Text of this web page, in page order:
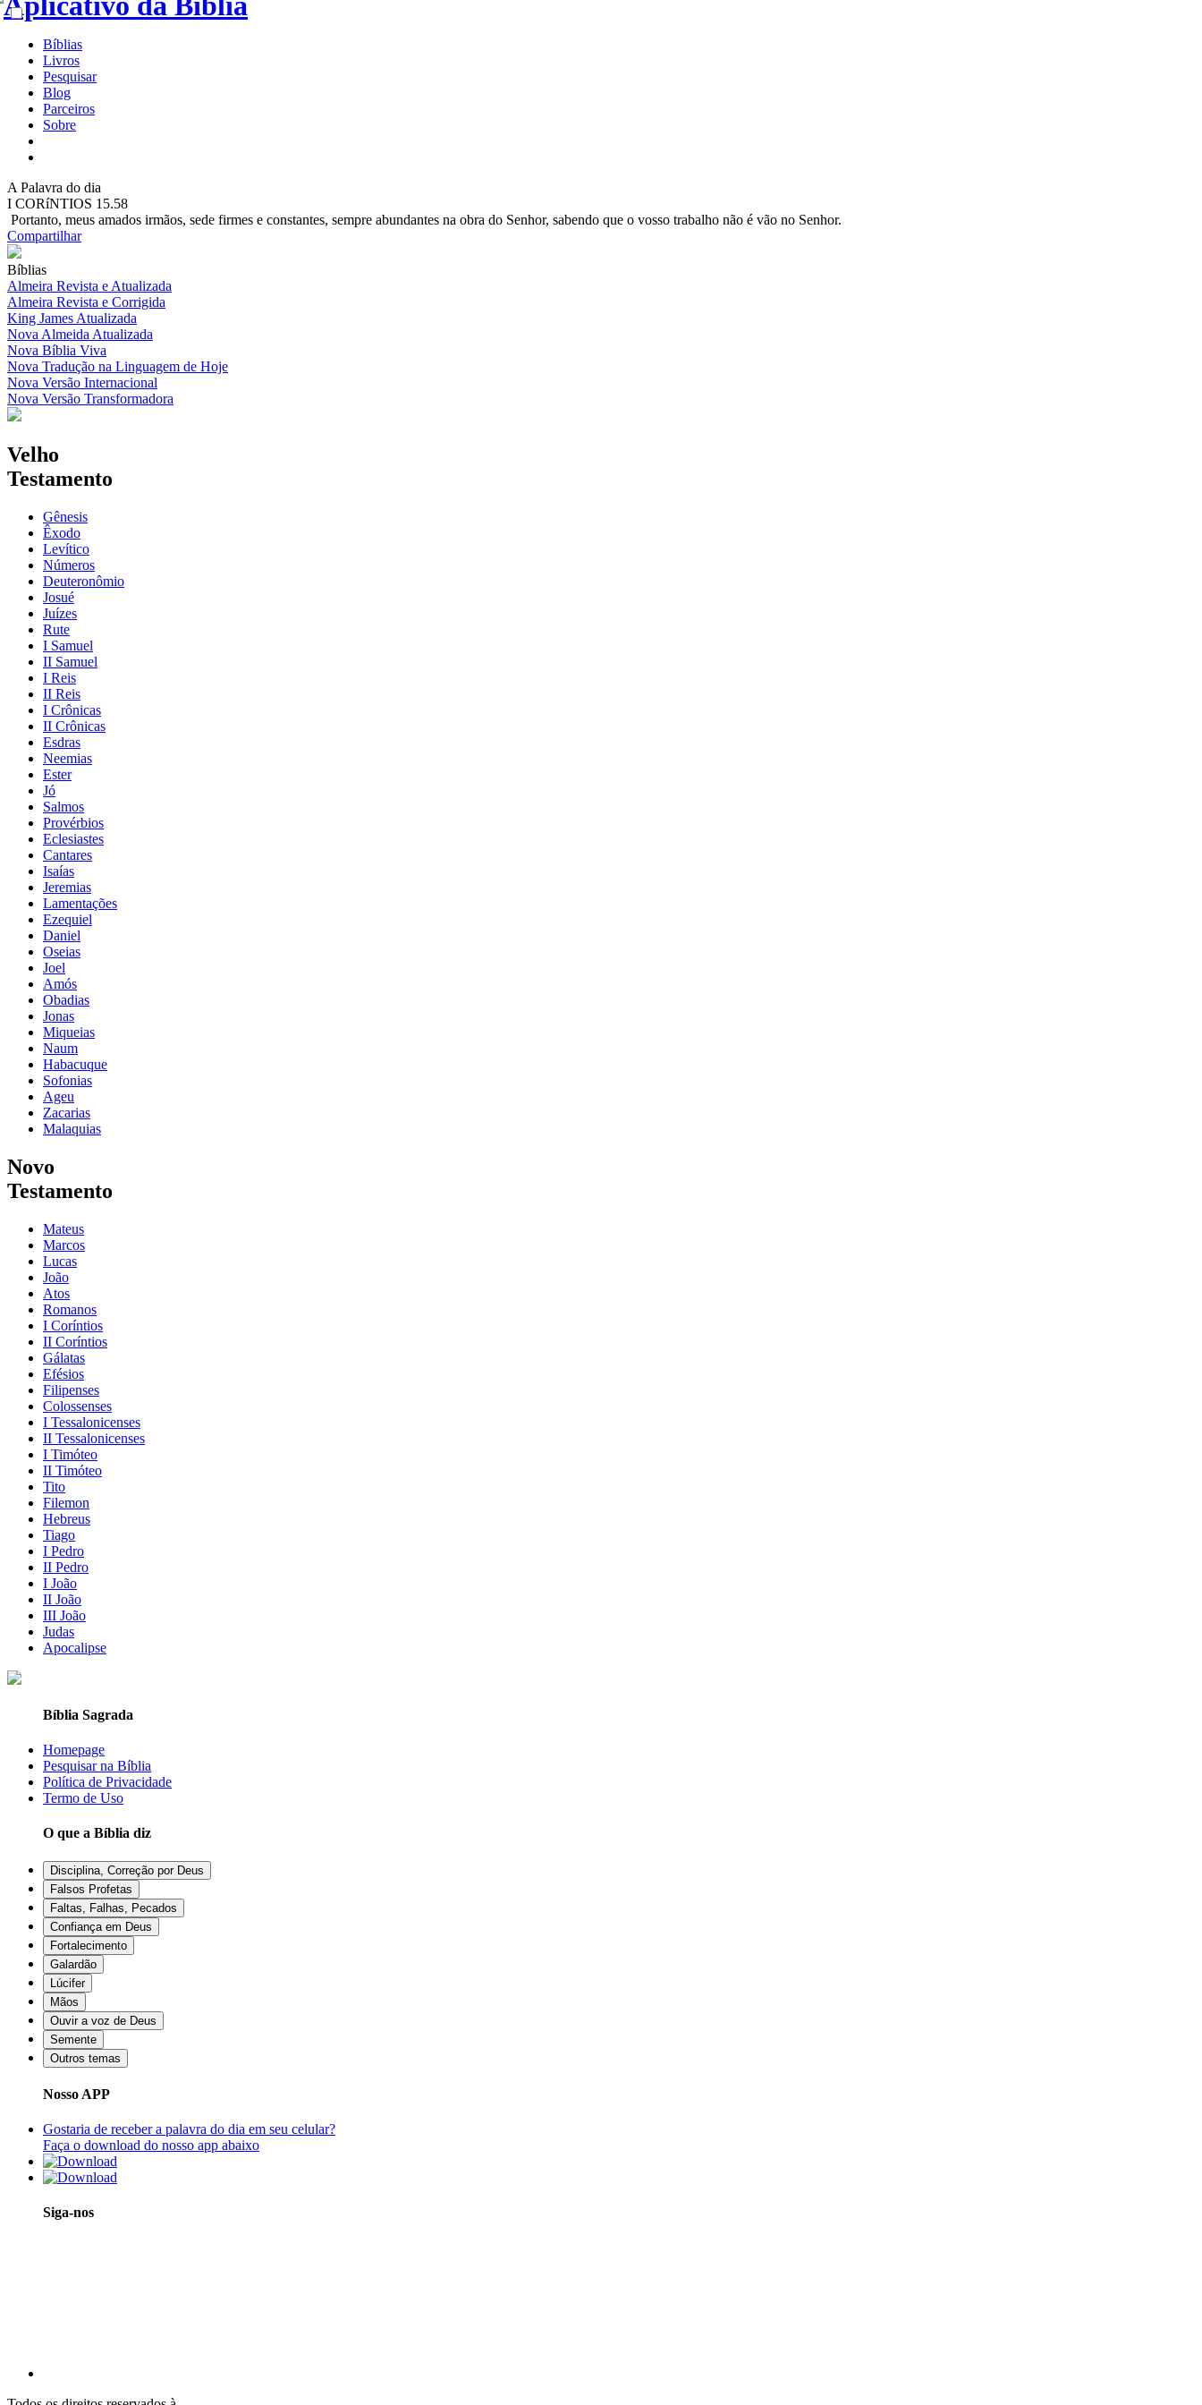
Bíblias
Livros
Pesquisar
Blog
Parceiros
Sobre
A Palavra do dia
I CORíNTIOS 15.58
Portanto, meus amados irmãos, sede firmes e constantes, sempre abundantes na obra do Senhor, sabendo que o vosso trabalho não é vão no Senhor.
Compartilhar
Bíblias
Almeira Revista e Atualizada
Almeira Revista e Corrigida
King James Atualizada
Nova Almeida Atualizada
Nova Bíblia Viva
Nova Tradução na Linguagem de Hoje
Nova Versão Internacional
Nova Versão Transformadora
Velho
Testamento
Gênesis
Êxodo
Levítico
Números
Deuteronômio
Josué
Juízes
Rute
I Samuel
II Samuel
I Reis
II Reis
I Crônicas
II Crônicas
Esdras
Neemias
Ester
Jó
Salmos
Provérbios
Eclesiastes
Cantares
Isaías
Jeremias
Lamentações
Ezequiel
Daniel
Oseias
Joel
Amós
Obadias
Jonas
Miqueias
Naum
Habacuque
Sofonias
Ageu
Zacarias
Malaquias
Novo
Testamento
Mateus
Marcos
Lucas
João
Atos
Romanos
I Coríntios
II Coríntios
Gálatas
Efésios
Filipenses
Colossenses
I Tessalonicenses
II Tessalonicenses
I Timóteo
II Timóteo
Tito
Filemon
Hebreus
Tiago
I Pedro
II Pedro
I João
II João
III João
Judas
Apocalipse
Bíblia Sagrada
Homepage
Pesquisar na Bíblia
Política de Privacidade
Termo de Uso
O que a Bíblia diz
Disciplina, Correção por Deus
Falsos Profetas
Faltas, Falhas, Pecados
Confiança em Deus
Fortalecimento
Galardão
Lúcifer
Mãos
Ouvir a voz de Deus
Semente
Outros temas
Nosso APP
Gostaria de receber a palavra do dia em seu celular?
Faça o download do nosso app abaixo
Siga-nos